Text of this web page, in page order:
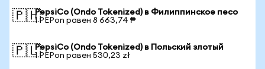
🇵🇭PepsiCo (Ondo Tokenized) в Филиппинское песо
1 PEPon равен 8 663,74 ₱
🇵🇱PepsiCo (Ondo Tokenized) в Польский злотый
1 PEPon равен 530,23 zł